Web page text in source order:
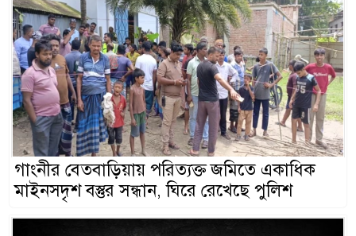
গাংনীর বেতবাড়িয়ায় পরিত্যক্ত জমিতে একাধিক
মাইনসদৃশ বস্তুর সন্ধান, ঘিরে রেখেছে পুলিশ